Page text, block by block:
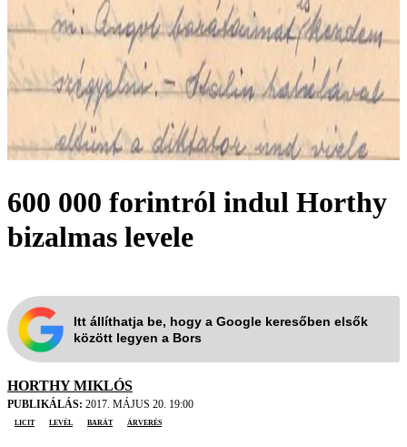
600 000 forintról indul Horthy
bizalmas levele
Itt állíthatja be, hogy a Google keresőben elsők
között legyen a Bors
HORTHY MIKLÓS
PUBLIKÁLÁS: 2017. MÁJUS 20. 19:00
licit
levél barát árverés